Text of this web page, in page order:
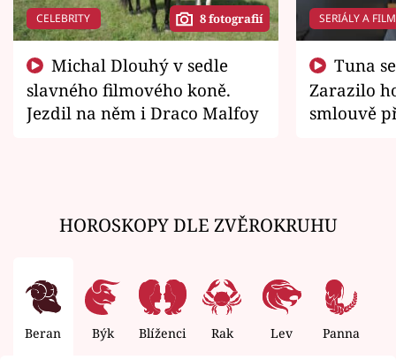
CELEBRITY 8 fotografií
slavného filmového koně.
Jezdil na něm i Draco Malfoy
SERIÁLY A
Zarazilo
smlouvě
HOROSKOPY DLE ZVĚROKRUHU
Beran Býk Blíženci Rak Lev Panna